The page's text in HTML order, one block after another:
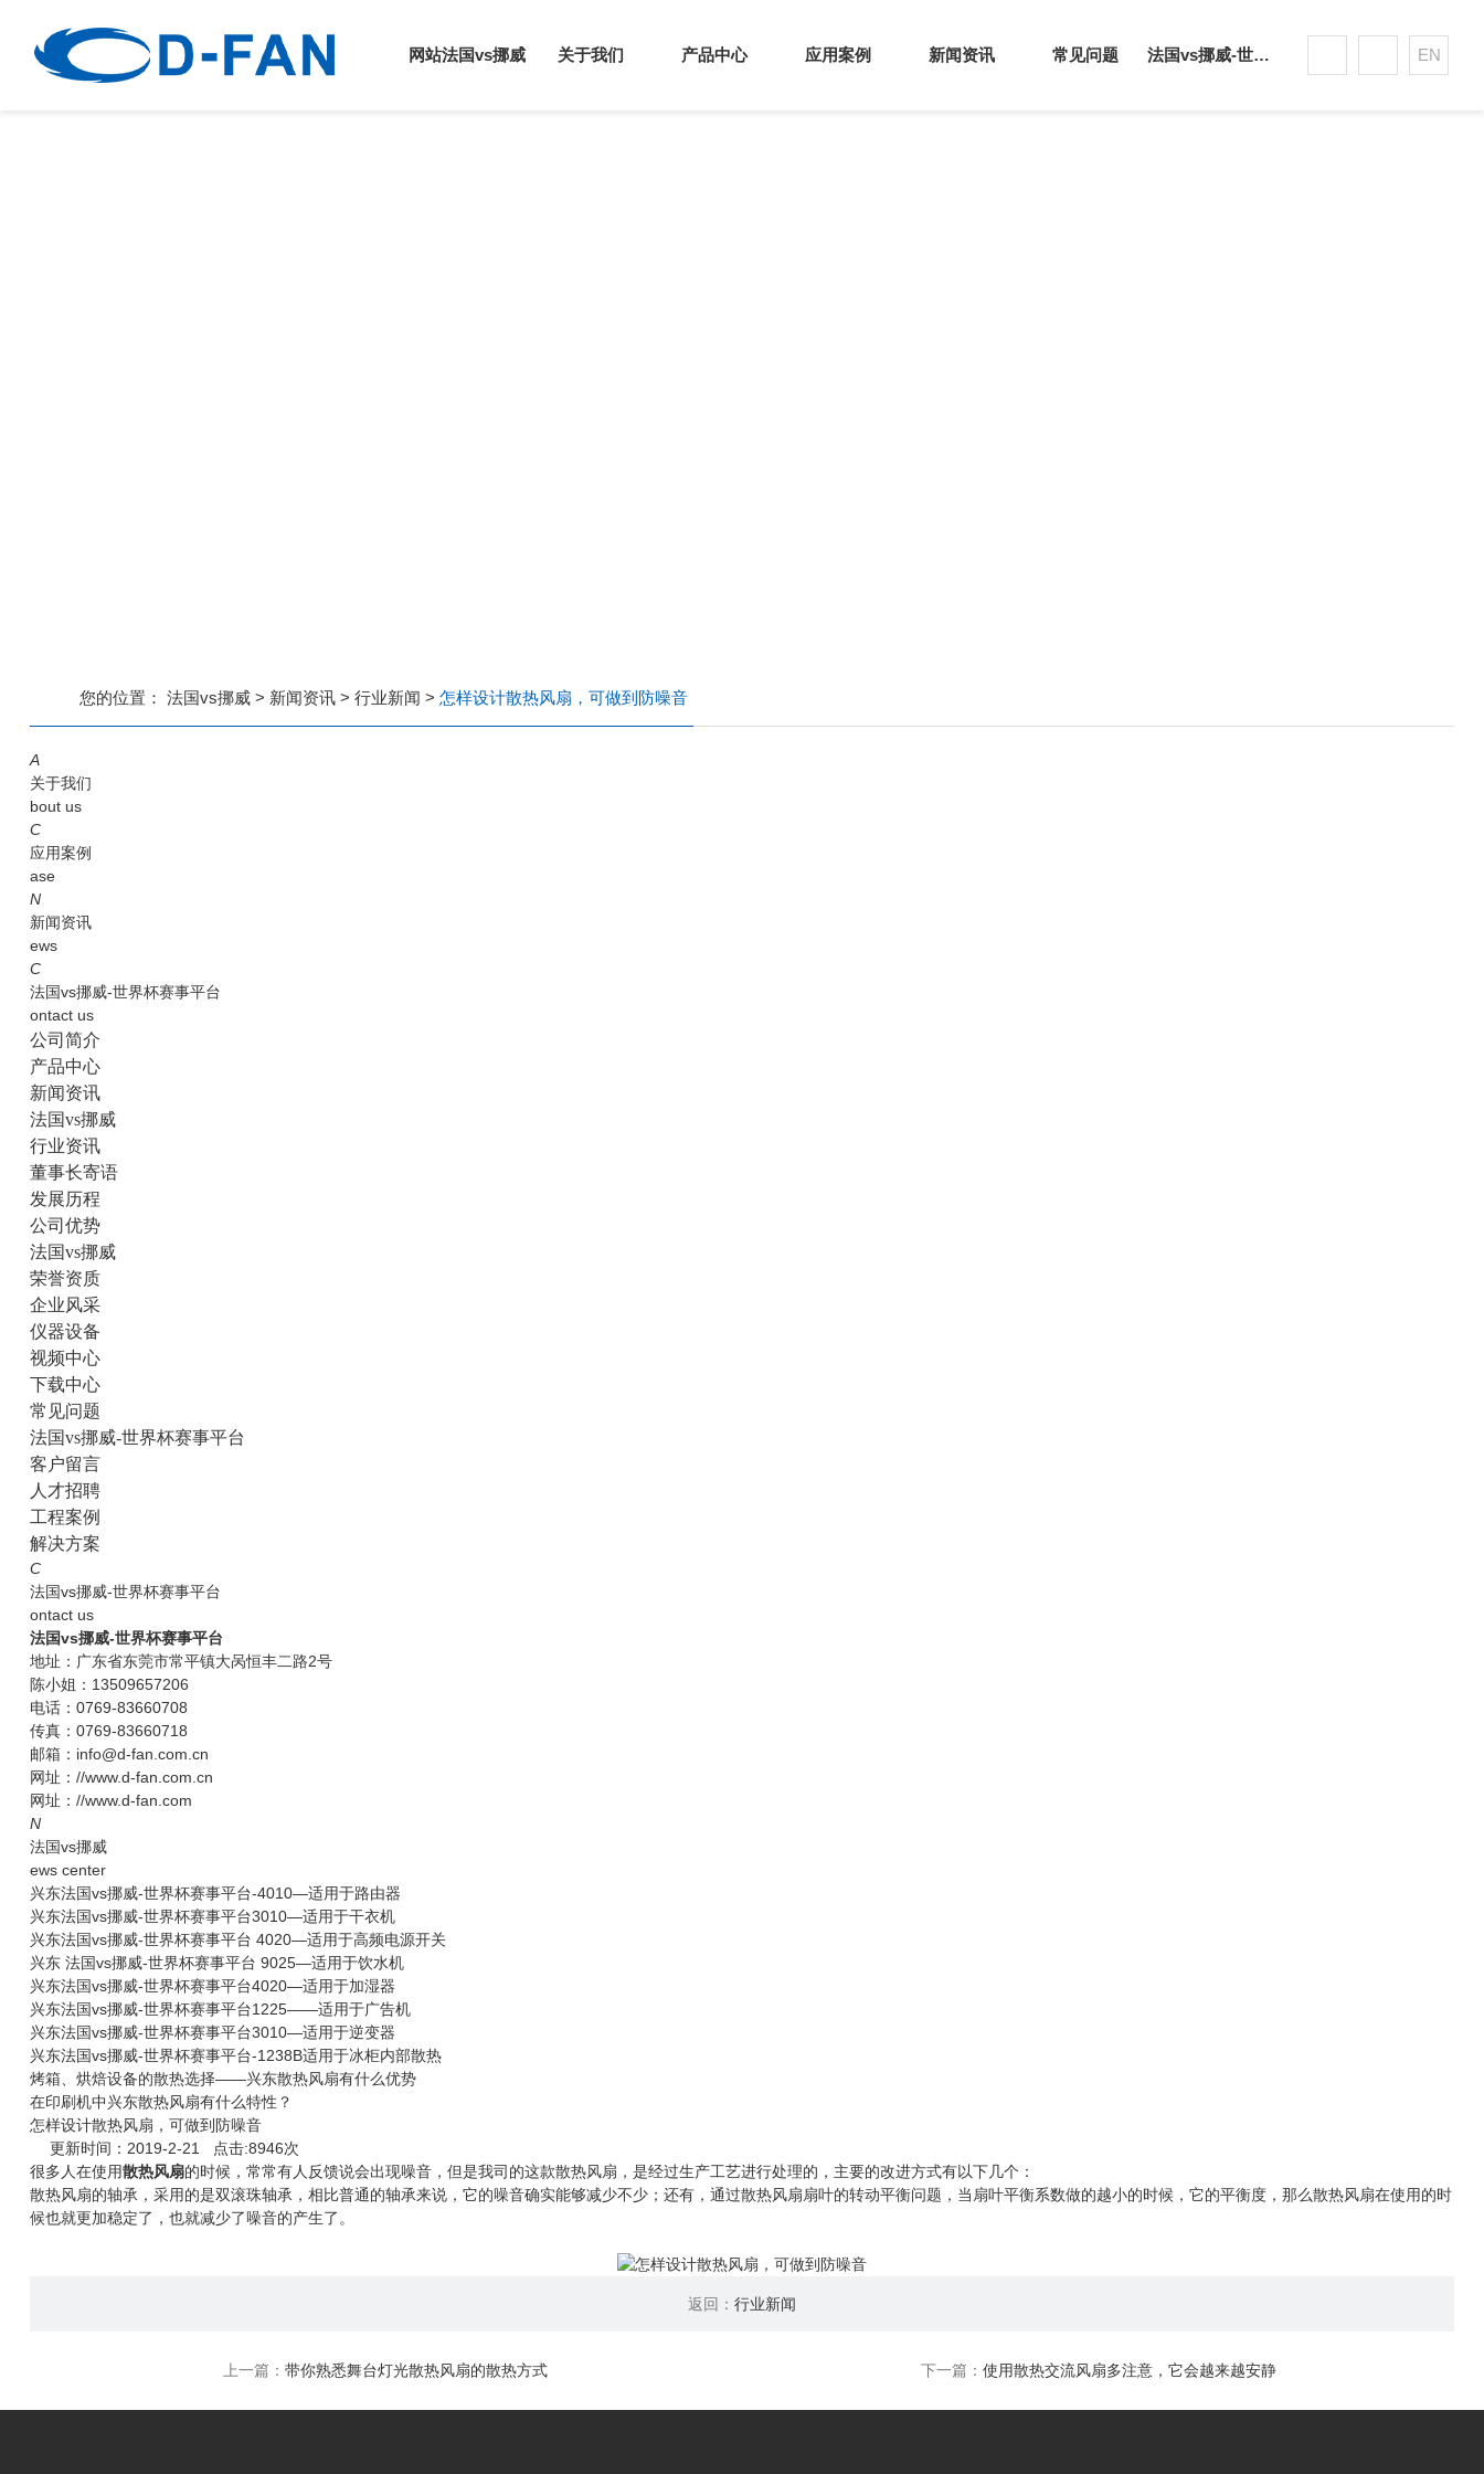
网站法国vs挪威 关于我们 产品中心 应用案例 新闻资讯 常见问题 法国vs挪威-世界杯赛事平台 EN
您的位置： 法国vs挪威> 新闻资讯> 行业新闻 > 怎样设计散热风扇，可做到防噪音
A
关于我们
bout us
C
应用案例
ase
N
新闻资讯
ews
C
法国vs挪威-世界杯赛事平台
ontact us
公司简介
产品中心
新闻资讯
法国vs挪威
行业资讯
董事长寄语
发展历程
公司优势
法国vs挪威
荣誉资质
企业风采
仪器设备
视频中心
下载中心
常见问题
法国vs挪威-世界杯赛事平台
客户留言
人才招聘
工程案例
解决方案
C
法国vs挪威-世界杯赛事平台
ontact us
法国vs挪威-世界杯赛事平台
地址：广东省东莞市常平镇大呙恒丰二路2号
陈小姐：13509657206
电话：0769-83660708
传真：0769-83660718
邮箱：info@d-fan.com.cn
网址：//www.d-fan.com.cn
网址：//www.d-fan.com
N
法国vs挪威
ews center
兴东法国vs挪威-世界杯赛事平台-4010—适用于路由器
兴东法国vs挪威-世界杯赛事平台3010—适用于干衣机
兴东法国vs挪威-世界杯赛事平台 4020—适用于高频电源开关
兴东 法国vs挪威-世界杯赛事平台 9025—适用于饮水机
兴东法国vs挪威-世界杯赛事平台4020—适用于加湿器
兴东法国vs挪威-世界杯赛事平台1225——适用于广告机
兴东法国vs挪威-世界杯赛事平台3010—适用于逆变器
兴东法国vs挪威-世界杯赛事平台-1238B适用于冰柜内部散热
烤箱、烘焙设备的散热选择——兴东散热风扇有什么优势
在印刷机中兴东散热风扇有什么特性？
怎样设计散热风扇，可做到防噪音
更新时间：2019-2-21 点击:8946次
很多人在使用散热风扇的时候，常常有人反馈说会出现噪音，但是我司的这款散热风扇，是经过生产工艺进行处理的，主要的改进方式有以下几个：
散热风扇的轴承，采用的是双滚珠轴承，相比普通的轴承来说，它的噪音确实能够减少不少；还有，通过散热风扇扇叶的转动平衡问题，当扇叶平衡系数做的越小的时候，它的平衡度，那么散热风扇在使用的时
候也就更加稳定了，也就减少了噪音的产生了。
返回： 行业新闻
上一篇：带你熟悉舞台灯光散热风扇的散热方式 下一篇： 使用散热交流风扇多注意，它会越来越安静